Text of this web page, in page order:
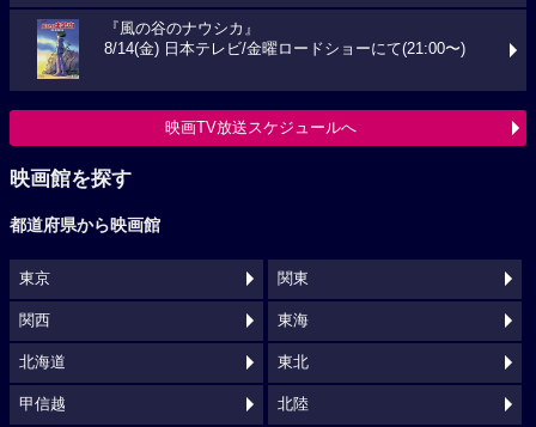
『風の谷のナウシカ』
8/14(金) 日本テレビ/金曜ロードショーにて(21:00〜)
映画TV放送スケジュールへ
映画館を探す
都道府県から映画館
東京 関東
関西 東海
北海道 東北
甲信越 北陸